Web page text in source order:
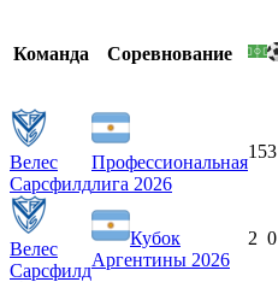
Команда Соревнование
Велес
Сарсфилд
Профессиональная
лига 2026
153
Велес
Сарсфилд
Кубок
Аргентины 2026
2 0